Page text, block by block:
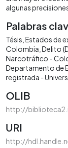
algunas
Palabras
Tésis Estados de
Colombia Delito
Narcotráfico -
Departamento de
registrada -
OLIB
http://
URI
http://